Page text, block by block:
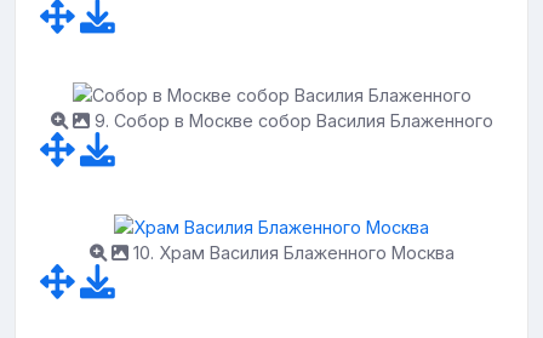
9. Собор в Москве собор Василия Блаженного
10. Храм Василия Блаженного Москва